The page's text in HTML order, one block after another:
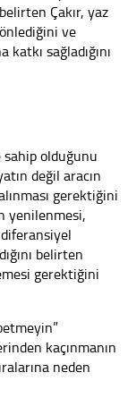
Çakır, yaz
ve
sağladığını
sahip olduğunu
değil aracın
gerektiğini
yenilenmesi,
belirten
gerektiğini
kaçınmanın
neden